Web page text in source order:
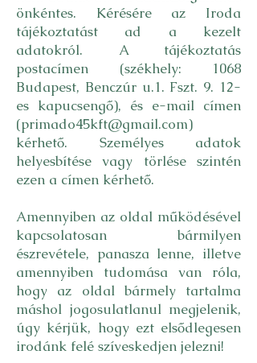
önkéntes. Kérésére az Iroda
tájékoztatást ad a kezelt
adatokról. A tájékoztatás
postacímen (székhely: 1068
Budapest, Benczúr u.1. Fszt. 9. 12-
es kapucsengő), és e-mail címen
(primado45kft@gmail.com)
kérhető. Személyes adatok
helyesbítése vagy törlése szintén
ezen a címen kérhető.
Amennyiben az oldal működésével
kapcsolatosan bármilyen
észrevétele, panasza lenne, illetve
amennyiben tudomása van róla,
hogy az oldal bármely tartalma
máshol jogosulatlanul megjelenik,
úgy kérjük, hogy ezt elsődlegesen
irodánk felé szíveskedjen jelezni!